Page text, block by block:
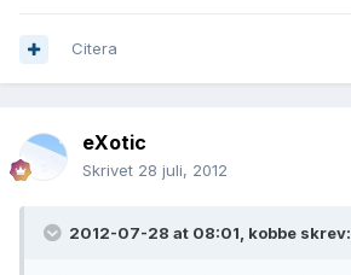
Citera
eXotic
Skrivet 28 juli, 2012
2012-07-28 at 08:01, kobbe skrev: